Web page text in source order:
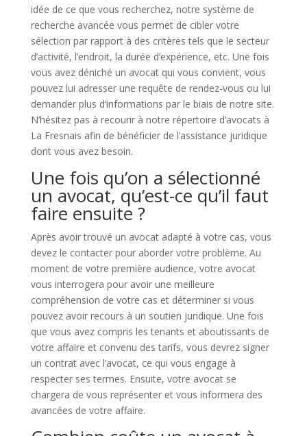
idée de ce que vous recherchez, notre système de
recherche avancée vous permet de cibler votre
sélection par rapport à des critères tels que le secteur
d’activité, l’endroit, la durée d’expérience, etc. Une fois
vous avez déniché un avocat qui vous convient, vous
pouvez lui adresser une requête de rendez-vous ou lui
demander plus d’informations par le biais de notre site.
N’hésitez pas à recourir à notre répertoire d’avocats à
La Fresnais afin de bénéficier de l’assistance juridique
dont vous avez besoin.
Une fois qu’on a sélectionné
un avocat, qu’est-ce qu’il faut
faire ensuite ?
Après avoir trouvé un avocat adapté à votre cas, vous
devez le contacter pour aborder votre problème. Au
moment de votre première audience, votre avocat
vous interrogera pour avoir une meilleure
compréhension de votre cas et déterminer si vous
pouvez avoir recours à un soutien juridique. Une fois
que vous avez compris les tenants et aboutissants de
votre affaire et convenu des tarifs, vous devrez signer
un contrat avec l’avocat, ce qui vous engage à
respecter ses termes. Ensuite, votre avocat se
chargera de vous représenter et vous informera des
avancées de votre affaire.